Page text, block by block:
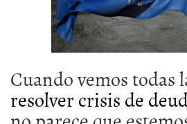
Cuando vemos todas
resolver crisis de